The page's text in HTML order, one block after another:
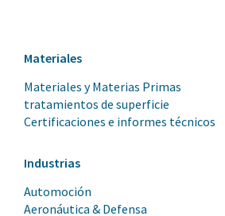
Materiales
Materiales y Materias Primas
tratamientos de superficie
Certificaciones e informes técnicos
Industrias
Automoción
Aeronáutica & Defensa